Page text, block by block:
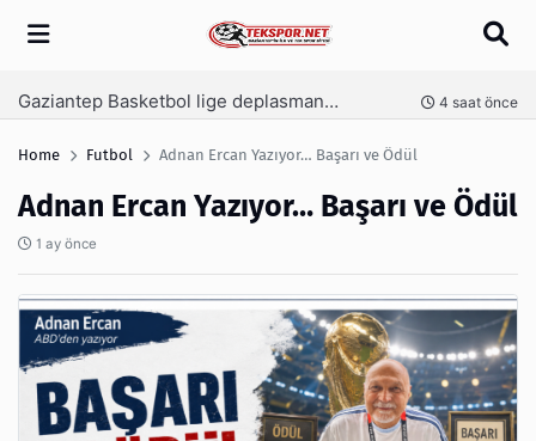
Arama
İşte Tekspor farkıyla Gaziantep Basketbol’un yeni yönetimi 21 saat önce
Home Futbol Adnan Ercan Yazıyor… Başarı ve Ödül
Adnan Ercan Yazıyor… Başarı ve Ödül
1 ay önce